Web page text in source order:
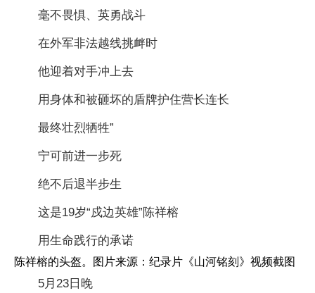
毫不畏惧、英勇战斗
在外军非法越线挑衅时
他迎着对手冲上去
用身体和被砸坏的盾牌护住营长连长
最终壮烈牺牲”
宁可前进一步死
绝不后退半步生
这是19岁“戍边英雄”陈祥榕
用生命践行的承诺
陈祥榕的头盔。图片来源：纪录片《山河铭刻》视频截图
5月23日晚